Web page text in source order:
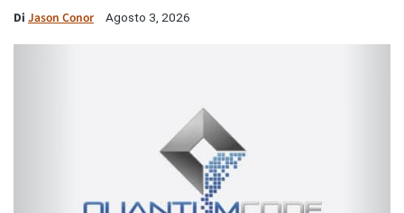
Di Jason Conor Agosto 3, 2026